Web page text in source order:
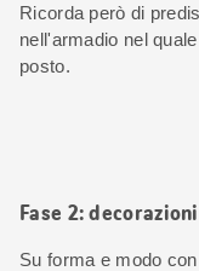
Ricorda però di
nell'armadio nel
posto.
Fase 2:
Su forma e modo